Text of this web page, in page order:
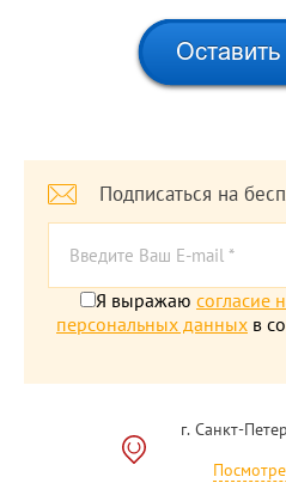
Подписаться на
Я выражаю согласие
персональных данных в
г. Санкт-